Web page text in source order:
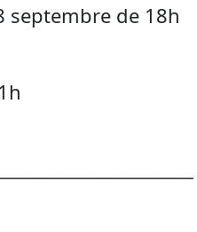
septembre de 18h